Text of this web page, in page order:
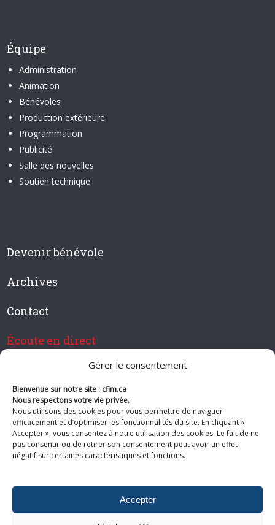
Gérer le consentement
Bienvenue sur notre site : cfim.ca
Nous respectons votre vie privée.
Nous utilisons des cookies pour vous permettre de naviguer
efficacement et d’optimiser les fonctionnalités du site. En cliquant «
Accepter », vous consentez à notre utilisation des cookies. Le fait de ne
pas consentir ou de retirer son consentement peut avoir un effet
négatif sur certaines caractéristiques et fonctions.
Accepter
Équipe
Administration
Animation
Bénévoles
Production extérieure
Programmation
Publicité
Salle des nouvelles
Soutien technique
Devenir bénévole
Archives
Contact
Écoute en direct
Devenir membre de CFIM
Suivez-nous